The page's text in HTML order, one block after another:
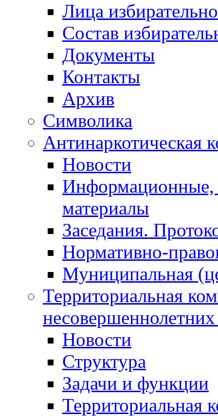
Лица
Состав
Документы
Контакты
Архив
Символика
Антинаркотическая
Новости
Информационные,
материалы
Заседания.
Нормативно-
Муниципальная
Территориальная
Новости
Структура
Задачи и функции
Территориальная